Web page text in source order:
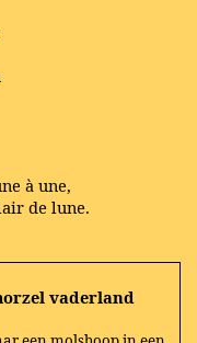
à une,
de lune.
vaderland